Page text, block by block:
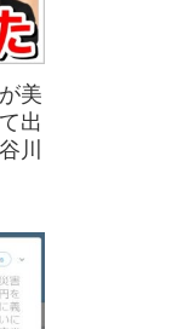
美
出
川